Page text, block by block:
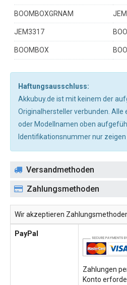
BOOMBOXGRNAM
JEM3317
BOOMBOX
Haftungsausschluss:
Akkubuy.de ist mit keinem der
Originalhersteller verbunden. Alle
oder Modellnamen oben
Identifikationsnummer nur
Versandmethoden
Zahlungsmethoden
Wir akzeptieren
PayPal
Zahlungen
Konto